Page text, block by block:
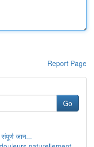
Report Page
Go
जान...